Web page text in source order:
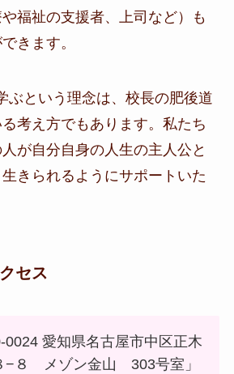
福祉の支援者、上司など）も
きます。
ぶという理念は、校長の肥後道
考え方でもあります。私たち
が自分自身の人生の主人公と
きられるようにサポートいた
セス
0024 愛知県名古屋市中区正木
−８ メゾン金山 303号室」